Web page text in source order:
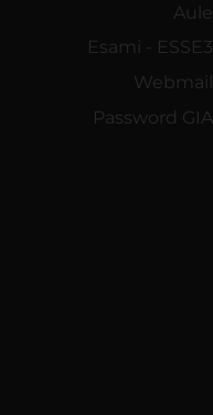
Aule
Esami - ESSE3
Webmail
Password GIA